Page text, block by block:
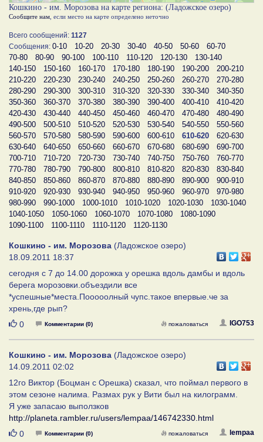
Кошкино - им. Морозова на карте региона: (Ладожское озеро)
Сообщите нам , если место на карте определено неточно
Всего сообщений: 1127
Сообщения: 0-10 10-20 20-30 30-40 40-50 50-60
60-70
70-80
80-90 90-100 100-110 110-120 120-130
130-140
140-150
150-160 160-170 170-180 180-190 190-200
200-210
210-220
220-230 230-240 240-250 250-260 260-270
270-280
280-290
290-300 300-310 310-320 320-330 330-340
340-350
350-360
360-370 370-380 380-390 390-400 400-410
410-420
420-430
430-440 440-450 450-460 460-470 470-480
480-490
490-500
500-510 510-520 520-530 530-540 540-550
550-560
560-570
570-580 580-590 590-600 600-610 610-620
620-630
630-640
640-650 650-660 660-670 670-680 680-690
690-700
700-710
710-720 720-730 730-740 740-750 750-760
760-770
770-780
780-790 790-800 800-810 810-820 820-830
830-840
840-850
850-860 860-870 870-880 880-890 890-900
900-910
910-920
920-930 930-940 940-950 950-960 960-970
970-980
980-990
990-1000 1000-1010 1010-1020 1020-1030
1030-1040
1040-1050
1050-1060 1060-1070 1070-1080
1080-1090
1090-1100
1100-1110 1110-1120 1120-1130
Кошкино - им. Морозова (Ладожское озеро)
18.09.2011 18:37
сегодня с 7 до 14.00 дорожка у орешка вдоль дамбы и вдоль
берега морозовки.объездили все
*успешные*места.Пооооолный чупс.такое впервые.че за
хрень,где рып?
Нравится
0 Комментарии (0) IGO753
пожаловаться
Кошкино - им. Морозова (Ладожское озеро)
14.09.2011 02:02
12го Виктор (Боцман с Орешка) сказал, что поймал первого в
этом сезоне налима. Размах рук у Вити был на килограмм.
Я уже запасаю выползков
http://planeta.rambler.ru/users/lempaa/146742330.html
Нравится
0 Комментарии (0) lempaa
пожаловаться